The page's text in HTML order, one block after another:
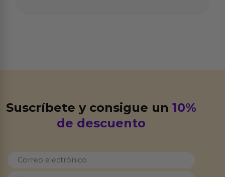
Suscríbete y consigue un10%
de descuento